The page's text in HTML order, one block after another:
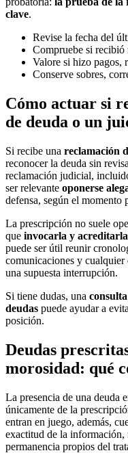
clave.
Revise la fecha del
Compruebe si recibió
Valore si hizo pagos,
Conserve sobres,
Cómo actuar si
de deuda o un
Si recibe una reclamación
reconocer la deuda sin
reclamación judicial,
ser relevante oponerse
defensa, según el momento
La prescripción no suele
que invocarla y acreditarla
puede ser útil reunir
comunicaciones y
una supuesta interrupción.
Si tiene dudas, una
deudas puede ayudar a
posición.
Deudas
morosidad: qué
La presencia de una deuda
únicamente de la
entran en juego, además,
exactitud de la información,
permanencia propios del